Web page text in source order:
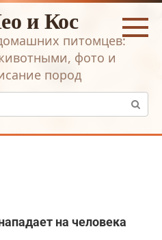
и Кос
питомцев:
фото и
пород
на человека